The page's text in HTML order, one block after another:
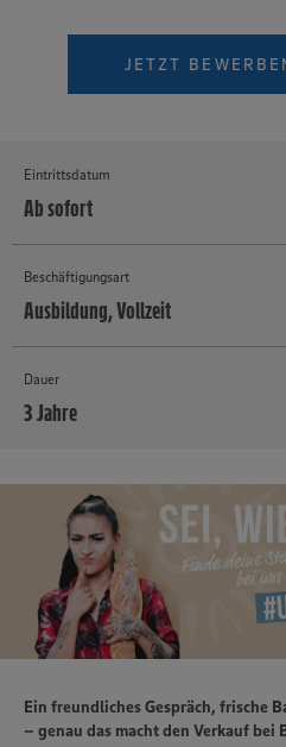
JETZT
Eintrittsdatum
Ab sofort
Beschäftigungsart
Ausbildung, Vollzeit
Dauer
3 Jahre
Ein freundliches Gespräch, frische
– genau das macht den Verkauf bei